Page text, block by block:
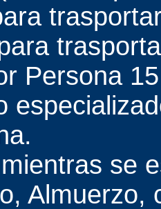
Persona
se
Almuerzo,